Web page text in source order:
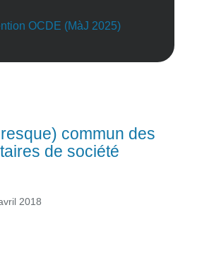
OCDE (MàJ 2025)
commun des
de société
2018